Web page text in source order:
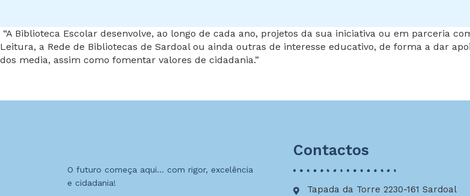
“A Biblioteca Escolar desenvolve, ao longo de cada ano, projetos da sua iniciativa ou em parceria
Leitura, a Rede de Bibliotecas de Sardoal ou ainda outras de interesse educativo, de forma a dar
dos media, assim como fomentar valores de cidadania.”
O futuro começa aqui… com rigor, excelência
e cidadania!
Contactos
Tapada da Torre 2230-161 Sardoal